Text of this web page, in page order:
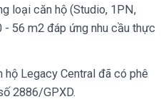
loại căn hộ (Studio, 1PN,
56 m2 đáp ứng nhu cầu thực
hộ Legacy Central đã có phê
2886/GPXD.